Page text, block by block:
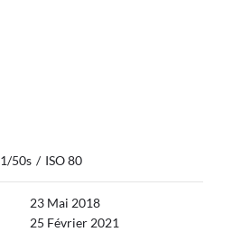
1/50s / ISO 80
23 Mai 2018
25 Février 2021